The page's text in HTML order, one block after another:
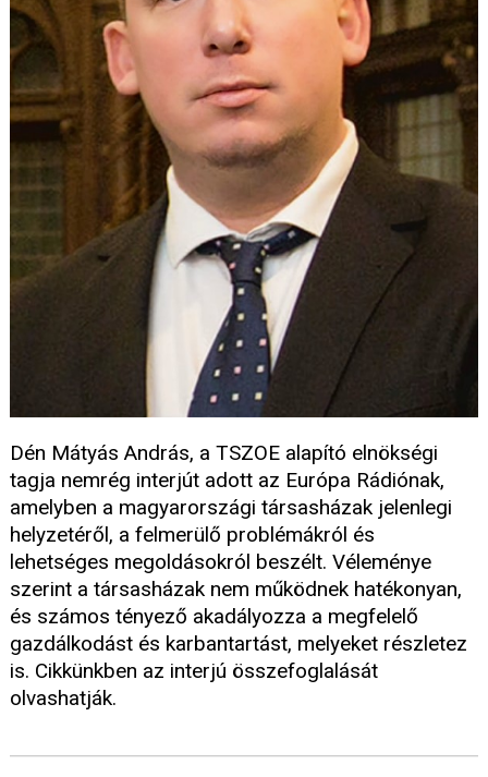
Dén Mátyás András, a TSZOE alapító elnökségi
tagja nemrég interjút adott az Európa Rádiónak,
amelyben a magyarországi társasházak jelenlegi
helyzetéről, a felmerülő problémákról és
lehetséges megoldásokról beszélt. Véleménye
szerint a társasházak nem működnek hatékonyan,
és számos tényező akadályozza a megfelelő
gazdálkodást és karbantartást, melyeket részletez
is. Cikkünkben az interjú összefoglalását
olvashatják.